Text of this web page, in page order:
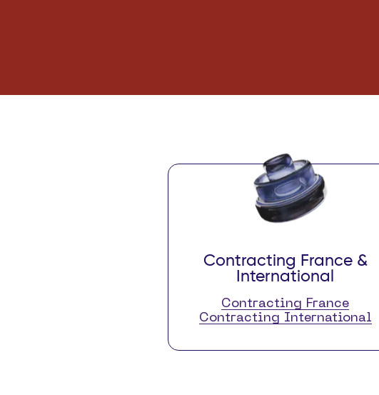
Contracting France &
International
Contracting France
Contracting International